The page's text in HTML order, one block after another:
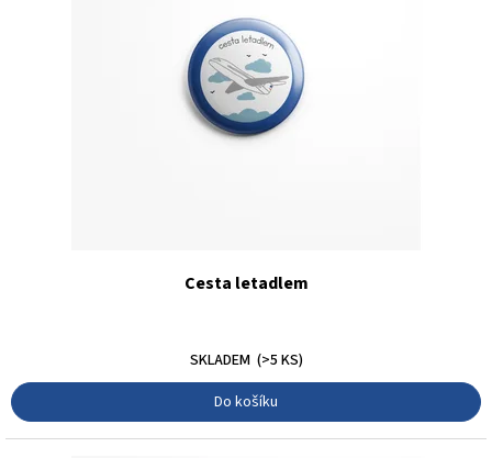
Cesta letadlem
SKLADEM (>5 KS)
Do košíku